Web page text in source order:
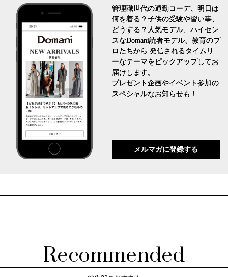
管理職世代の通勤コーデ、明日は
何を着る？子供の受験や習い事、
どうする？人気モデル、ハイセン
スなDomani読者モデル、教育のプ
ロたちから 発信されるタイムリ
ーなテーマをピックアップしてお
届けします。
プレゼント企画やイベント参加の
スペシャルなお知らせも！
メルマガに登録する
Recommended